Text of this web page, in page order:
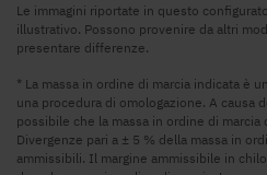
Le immagini riportate in questo
illustrativo. Possono provenire da altri
presentare differenze.
* La massa in ordine di marcia indicata è
una procedura di omologazione. A causa
possibile che la massa in ordine di
Divergenze pari a ± 5 % della massa in
ammissibili. Il margine ammissibile in